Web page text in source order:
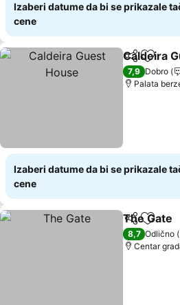
Izaberi datume da bi se prikazale
cene
Deli
Caldeira
7,9 Dobro
Palata
Izaberi datume da bi se prikazale
cene
Deli
The Gate
8,7 Odlično
Centar